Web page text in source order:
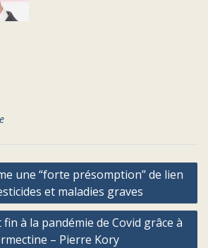
une “forte présomption” de lien
et maladies graves
à la pandémie de Covid grâce à
– Pierre Kory